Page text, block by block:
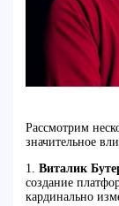
Рассмотрим
значительное
1.Виталик
создание
кардинально